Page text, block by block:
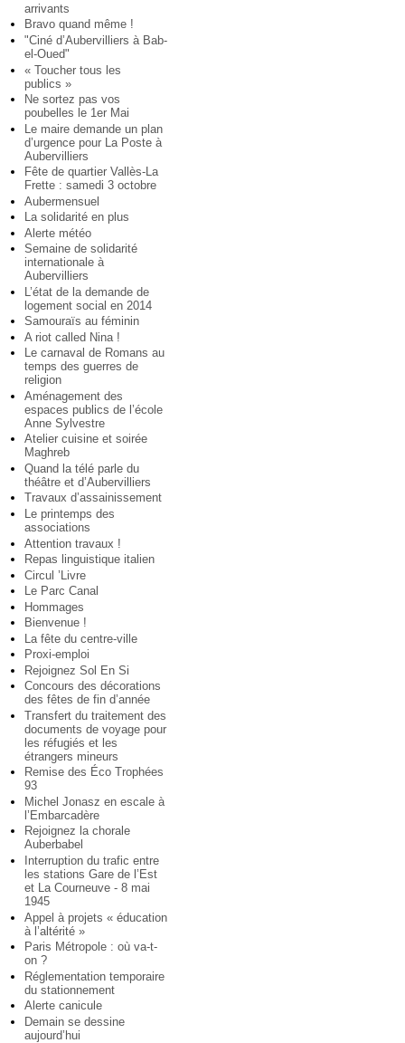
arrivants
Bravo quand même !
"Ciné d’Aubervilliers à Bab-
el-Oued"
« Toucher tous les
publics »
Ne sortez pas vos
poubelles le 1er Mai
Le maire demande un plan
d’urgence pour La Poste à
Aubervilliers
Fête de quartier Vallès-La
Frette : samedi 3 octobre
Aubermensuel
La solidarité en plus
Alerte météo
Semaine de solidarité
internationale à
Aubervilliers
L’état de la demande de
logement social en 2014
Samouraïs au féminin
A riot called Nina !
Le carnaval de Romans au
temps des guerres de
religion
Aménagement des
espaces publics de l’école
Anne Sylvestre
Atelier cuisine et soirée
Maghreb
Quand la télé parle du
théâtre et d’Aubervilliers
Travaux d’assainissement
Le printemps des
associations
Attention travaux !
Repas linguistique italien
Circul ’Livre
Le Parc Canal
Hommages
Bienvenue !
La fête du centre-ville
Proxi-emploi
Rejoignez Sol En Si
Concours des décorations
des fêtes de fin d’année
Transfert du traitement des
documents de voyage pour
les réfugiés et les
étrangers mineurs
Remise des Éco Trophées
93
Michel Jonasz en escale à
l’Embarcadère
Rejoignez la chorale
Auberbabel
Interruption du trafic entre
les stations Gare de l’Est
et La Courneuve - 8 mai
1945
Appel à projets « éducation
à l’altérité »
Paris Métropole : où va-t-
on ?
Réglementation temporaire
du stationnement
Alerte canicule
Demain se dessine
aujourd’hui